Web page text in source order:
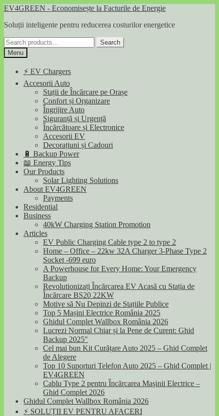
Skip
navigation
Skip
content
EV4GREEN - Economisește la Facturile de Energie
Soluții inteligente pentru reducerea costurilor energetice
Search
for:
Search
Menu
⚡ EV Chargers
Accesorii Auto
Stații de Încărcare pe Orașe
Confort și Organizare
Îngrijire Auto
Siguranță și Urgență
Încărcătoare și Electronice
Accesorii EV
Decorațiuni și Cadouri
🔋 Backup Power
📖 Energy Tips
Our Products
Solar Lighting Solutions
About EV4GREEN
Payments
Residential
Business
40kW Charging Station Promotion
Articles
EV Public Charging Cable type 2 to type 2
Home – Office – 22kw 32A Charger 3-Phase Type 2
Socket -699 euro
A Powerhouse for Every Home: Your Emergency
Backup
Revolutionizați Încărcarea EV Acasă cu Stația de
Încărcare BS20 22KW
Motive să Nu Depinzi de Stațiile Publice
Top 5 Mașini Electrice România 2025
Ghidul Complet Wallbox România 2026
Lucrezi Normal Chiar și la Pene de Curent: Ghid
Backup 2025″
Cel mai bun Kit Curățare Auto 2025 – Ghid Complet
de Alegere
Top 10 Suporturi Telefon Auto 2025 – Ghid Complet |
EV4GREEN
Cablu Type 2 pentru Încărcarea Mașinii Electrice –
Ghid Complet 2026
Ghidul Complet Wallbox România 2026
⚡ SOLUȚII EV PENTRU AFACERI